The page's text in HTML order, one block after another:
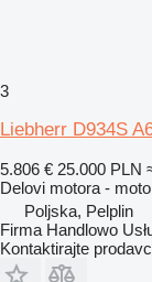
3
Liebherr D934S
5.806 € 25.000 PLN
Delovi motora -
Poljska, Pelplin
Firma Handlowo
Kontaktirajte